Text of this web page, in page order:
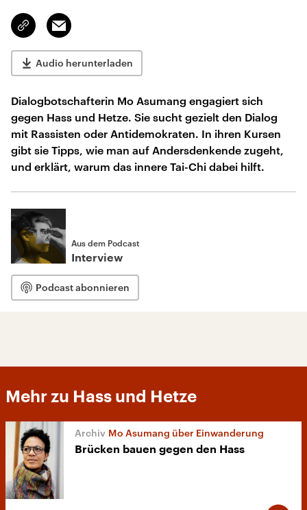
Link
kopieren/teilen
Email
Audio herunterladen
Dialogbotschafterin Mo Asumang engagiert sich
gegen Hass und Hetze. Sie sucht gezielt den Dialog
mit Rassisten oder Antidemokraten. In ihren Kursen
gibt sie Tipps, wie man auf Andersdenkende zugeht,
und erklärt, warum das innere Tai-Chi dabei hilft.
Aus dem Podcast
Interview
Podcast abonnieren
Mehr zu Hass und Hetze
Mo Asumang über Einwanderung
Brücken bauen gegen den Hass